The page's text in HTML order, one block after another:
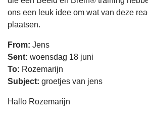
ons een leuk idee om wat van deze
plaatsen.
From: Jens
Sent: woensdag 18 juni
To: Rozemarijn
Subject: groetjes van jens
Hallo Rozemarijn